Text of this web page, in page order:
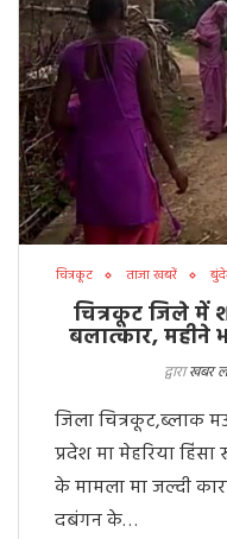
चित्रकूट ताजा खबरें
चित्रकूट जिले में
बलात्कार, महीने
द्वाराखबर
जिला चित्रकूट,ब्लाक
प्रदेश मा मेहरिया
के मामला मा जल्दी
दबंगन के…